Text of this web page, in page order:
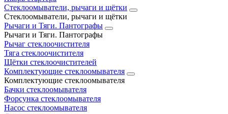
Стеклоомыватели, рычаги и щётки
Стеклоомыватели, рычаги и щётки
Рычаги и Тяги. Пантографы
Рычаги и Тяги. Пантографы
Рычаг стеклоочистителя
Тяга стеклоочистителя
Щётки стеклоочистителей
Комплектующие стеклоомывателя
Комплектующие стеклоомывателя
Бачки стеклоомывателя
Форсунка стеклоомывателя
Насос стеклоомывателя